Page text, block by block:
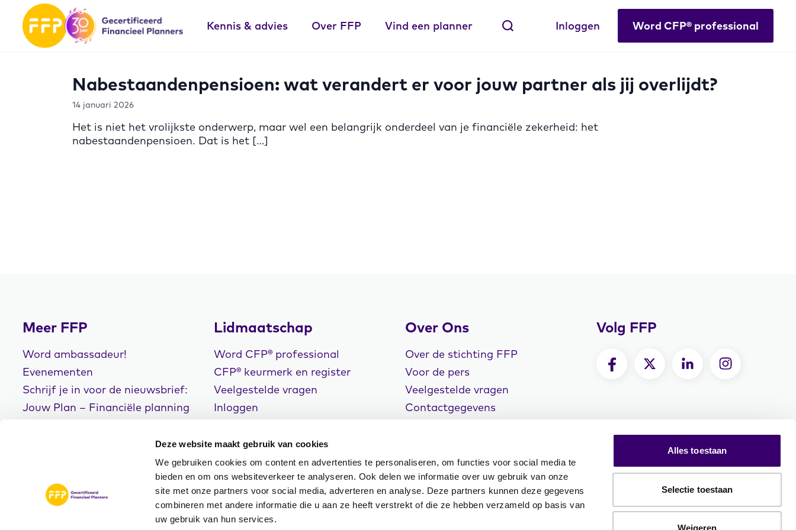
Deze website maakt gebruik van cookies
We gebruiken cookies om content en advertenties te personaliseren, om functies voor social media te
bieden en om ons websiteverkeer te analyseren. Ook delen we informatie over uw gebruik van onze
site met onze partners voor social media, adverteren en analyse. Deze partners kunnen deze gegevens
combineren met andere informatie die u aan ze heeft verstrekt of die ze hebben verzameld op basis van
uw gebruik van hun services.
Alles toestaan
Selectie toestaan
Weigeren
Kennis & advies Over FFP Vind een planner Inloggen Word CFP® professional
Nabestaandenpensioen: wat verandert er voor jouw partner als jij overlijdt?
14 januari 2026
Het is niet het vrolijkste onderwerp, maar wel een belangrijk onderdeel van je financiële zekerheid: het
nabestaandenpensioen. Dat is het […]
Meer FFP
Word ambassadeur!
Evenementen
Schrijf je in voor de nieuwsbrief:
Jouw Plan – Financiële planning
Lidmaatschap
Word CFP® professional
CFP® keurmerk en register
Veelgestelde vragen
Inloggen
Over Ons
Over de stichting FFP
Voor de pers
Veelgestelde vragen
Contactgegevens
Volg FFP
© Copyright 2026
Disclaimer Privacyverklaring Cookiebeleid
Klachtenregeling
Algemene Voorwaarden Events